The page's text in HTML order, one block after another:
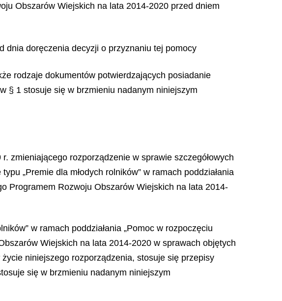
Obszarów Wiejskich na lata 2014-2020 przed dniem
dnia doręczenia decyzji o przyznaniu tej pomocy
rodzaje dokumentów potwierdzających posiadanie
§ 1 stosuje się w brzmieniu nadanym niniejszym
zmieniającego rozporządzenie w sprawie szczegółowych
„Premie dla młodych rolników” w ramach poddziałania
Programem Rozwoju Obszarów Wiejskich na lata 2014-
w ramach poddziałania „Pomoc w rozpoczęciu
Wiejskich na lata 2014-2020 w sprawach objętych
niniejszego rozporządzenia, stosuje się przepisy
się w brzmieniu nadanym niniejszym